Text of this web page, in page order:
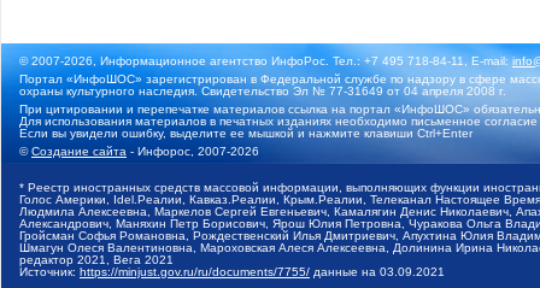
© 2007-2026, Информационное агентство ИнфоРос. Тел.: +7 495 718-84-11, E-mail:
Портал «ИнфоШОС» зарегистрирован в Федеральной службе по надзору в сфере
охраны культурного наследия. Свидетельство Эл № 77-31649 от 04 апреля 2008 г.
При цитировании и перепечатке материалов ссылка на портал «ИнфоШОС»
Для использования материалов в печатных изданиях необходимо письменное
Если вы увидели ошибку, выделите ее мышкой и нажмите клавиши Ctrl+Enter
©Создание сайта - Инфорос, 2007-2026
* Реестр иностранных средств массовой информации, выполняющих функции
Голос Америки, Idel.Реалии, Кавказ.Реалии, Крым.Реалии, Телеканал Настоящее
Людмила Алексеевна, Маркелов Сергей Евгеньевич, Камалягин Денис Николаевич,
Александрович, Маняхин Петр Борисович, Ярош Юлия Петровна, Чуракова Ольга
Гройсман Софья Романовна, Рождественский Илья Дмитриевич, Апухтина Юлия
Шмагун Олеся Валентиновна, Мароховская Алеся Алексеевна, Долинина Ирина
редактор 2021, Вега 2021
Источник: https://minjust.gov.ru/ru/documents/7755/ данные на 03.09.2021